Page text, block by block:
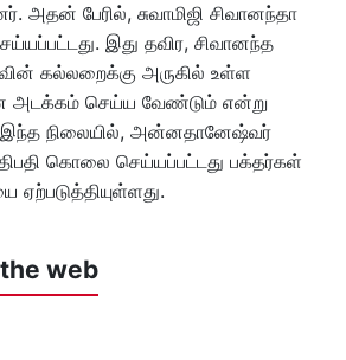
அதன் பேரில், சுவாமிஜி சிவானந்தா
இது தவிர, சிவானந்த
கல்லறைக்கு அருகில் உள்ள
அடக்கம் செய்ய வேண்டும் என்று
இந்த நிலையில், அன்னதானேஷ்வர்
கொலை செய்யப்பட்டது பக்தர்கள்
ஏற்படுத்தியுள்ளது.
web